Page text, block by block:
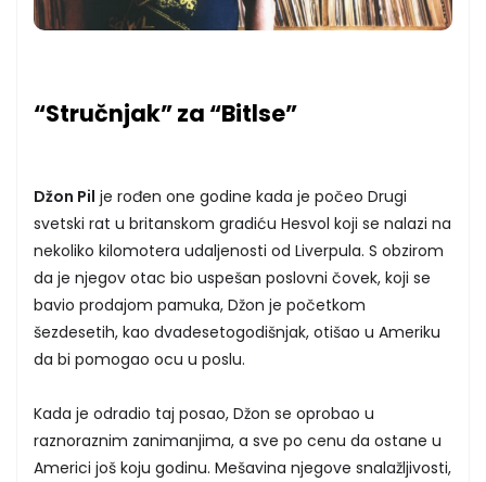
“Stručnjak” za “Bitlse”
Džon Pil je rođen one godine kada je počeo Drugi
svetski rat u britanskom gradiću Hesvol koji se nalazi na
nekoliko kilomotera udaljenosti od Liverpula. S obzirom
da je njegov otac bio uspešan poslovni čovek, koji se
bavio prodajom pamuka, Džon je početkom
šezdesetih, kao dvadesetogodišnjak, otišao u Ameriku
da bi pomogao ocu u poslu.
Kada je odradio taj posao, Džon se oprobao u
raznoraznim zanimanjima, a sve po cenu da ostane u
Americi još koju godinu. Mešavina njegove snalažljivosti,